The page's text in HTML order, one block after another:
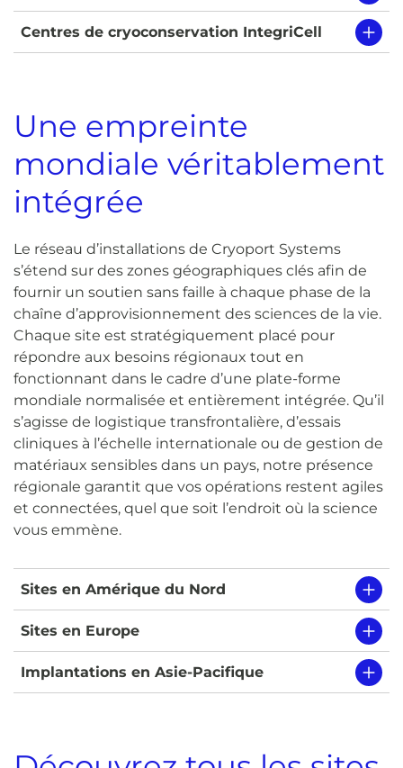
Centres de cryoconservation IntegriCell
Une empreinte
mondiale véritablement
intégrée
Le réseau d’installations de Cryoport Systems
s’étend sur des zones géographiques clés afin de
fournir un soutien sans faille à chaque phase de la
chaîne d’approvisionnement des sciences de la vie.
Chaque site est stratégiquement placé pour
répondre aux besoins régionaux tout en
fonctionnant dans le cadre d’une plate-forme
mondiale normalisée et entièrement intégrée. Qu’il
s’agisse de logistique transfrontalière, d’essais
cliniques à l’échelle internationale ou de gestion de
matériaux sensibles dans un pays, notre présence
régionale garantit que vos opérations restent agiles
et connectées, quel que soit l’endroit où la science
vous emmène.
Sites en Amérique du Nord
Sites en Europe
Implantations en Asie-Pacifique